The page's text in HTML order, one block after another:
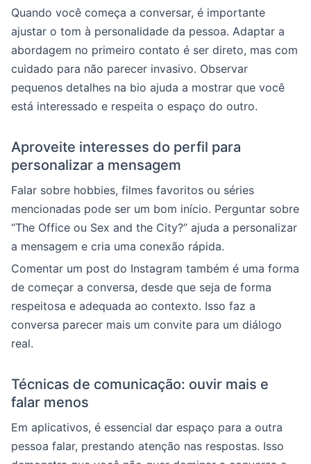
Quando você começa a conversar, é importante
ajustar o tom à personalidade da pessoa. Adaptar a
abordagem no primeiro contato é ser direto, mas com
cuidado para não parecer invasivo. Observar
pequenos detalhes na bio ajuda a mostrar que você
está interessado e respeita o espaço do outro.
Aproveite interesses do perfil para
personalizar a mensagem
Falar sobre hobbies, filmes favoritos ou séries
mencionadas pode ser um bom início. Perguntar sobre
“The Office ou Sex and the City?” ajuda a personalizar
a mensagem e cria uma conexão rápida.
Comentar um post do Instagram também é uma forma
de começar a conversa, desde que seja de forma
respeitosa e adequada ao contexto. Isso faz a
conversa parecer mais um convite para um diálogo
real.
Técnicas de comunicação: ouvir mais e
falar menos
Em aplicativos, é essencial dar espaço para a outra
pessoa falar, prestando atenção nas respostas. Isso